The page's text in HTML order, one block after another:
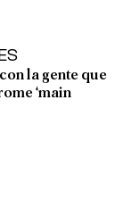
la gente que
‘main